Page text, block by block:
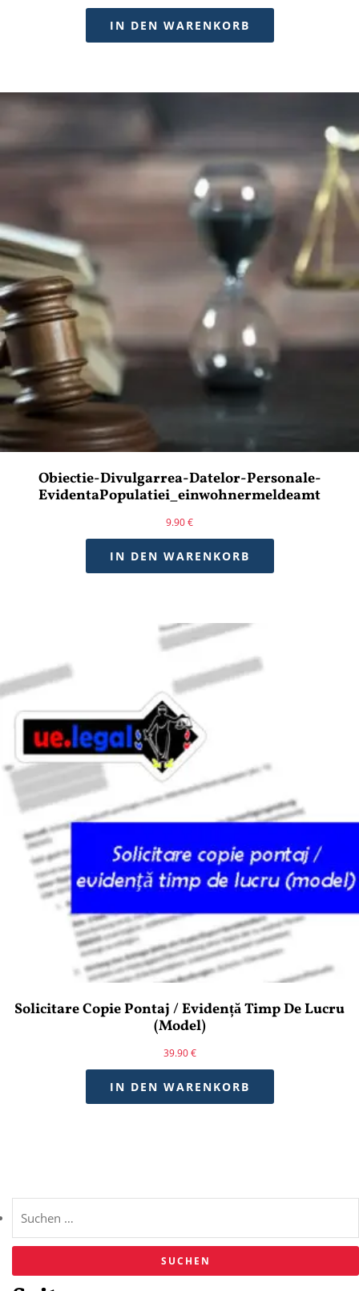
IN DEN WARENKORB
Obiectie-Divulgarrea-Datelor-Personale-
EvidentaPopulatiei_einwohnermeldeamt
9.90€
IN DEN WARENKORB
Solicitare Copie Pontaj / Evidență Timp De Lucru
(model)
39.90€
IN DEN WARENKORB